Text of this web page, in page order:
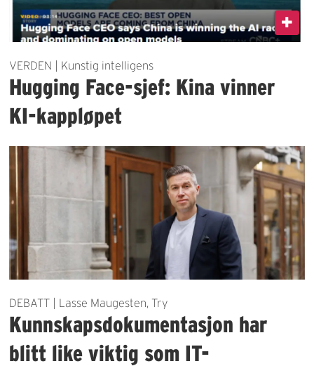
VERDEN | Kunstig intelligens
Hugging Face-sjef: Kina vinner
KI-kappløpet
DEBATT | Lasse Maugesten, Try
Kunnskapsdokumentasjon har
blitt like viktig som IT-